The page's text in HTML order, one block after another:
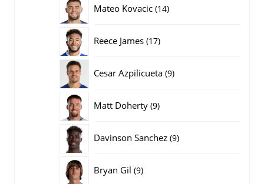
Mateo Kovacic 1414
Reece James 1717
Cesar Azpilicueta 99
Matt Doherty 99
Davinson Sanchez 99
Bryan Gil 99